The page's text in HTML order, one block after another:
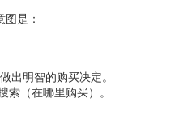
是：
出明智的购买决定。
（在哪里购买）。